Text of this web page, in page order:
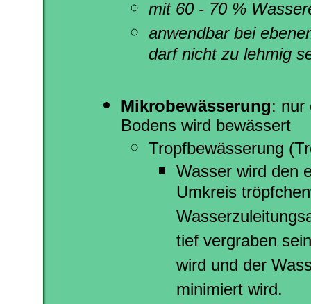
mit 60 - 70 %
anwendbar bei
darf nicht zu lehmig
Mikrobewässerung: nur
Bodens wird bewässert
Tropfbewässerung
Wasser wird den
Umkreis
tief vergraben
wird und der
minimiert wird.